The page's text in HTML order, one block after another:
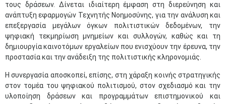
τους δράσεων. Δίνεται ιδιαίτερη έμφαση στη διερεύνηση και
ανάπτυξη εφαρμογών Τεχνητής Νοημοσύνης, για την ανάλυση και
επεξεργασία μεγάλων όγκων πολιτιστικών δεδομένων, την
ψηφιακή τεκμηρίωση μνημείων και συλλογών, καθώς και τη
δημιουργία καινοτόμων εργαλείων που ενισχύουν την έρευνα, την
προστασία και την ανάδειξη της πολιτιστικής κληρονομιάς.
Η συνεργασία αποσκοπεί, επίσης, στη χάραξη κοινής στρατηγικής
στον τομέα του ψηφιακού πολιτισμού, στον σχεδιασμό και την
υλοποίηση δράσεων και προγραμμάτων επιστημονικού και